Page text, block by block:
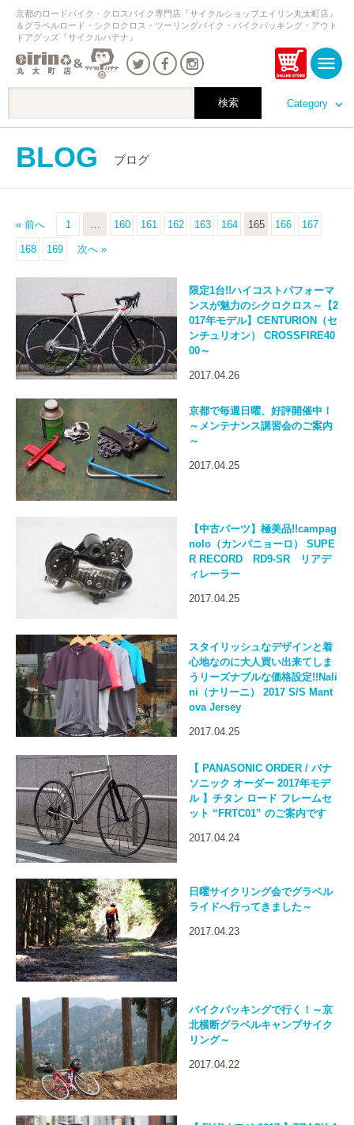
Category
京都のロードバイク・クロスバイク専門店『サイクルショップエイリン丸太町店』
＆グラベルロード・シクロクロス・ツーリングバイク・バイクパッキング・アウト
ドアグッズ『サイクルハテナ』
BLOG ブログ
« 前へ 1 … 160 161 162 163 164 165 166 167
168 169 次へ »
限定1台!!ハイコストパフォーマ
ンスが魅力のシクロクロス～【2
017年モデル】CENTURION（セ
ンチュリオン） CROSSFIRE40
00～
2017.04.26
京都で毎週日曜、好評開催中！
～メンテナンス講習会のご案内
～
2017.04.25
【中古パーツ】極美品!!campag
nolo（カンパニョーロ） SUPE
R RECORD RD9-SR リアデ
ィレーラー
2017.04.25
スタイリッシュなデザインと着
心地なのに大人買い出来てしま
うリーズナブルな価格設定!!Nali
ni（ナリーニ） 2017 S/S Mant
ova Jersey
2017.04.25
【 PANASONIC ORDER / パナ
ソニック オーダー 2017年モデ
ル 】チタン ロード フレームセ
ット “FRTC01” のご案内です
2017.04.24
日曜サイクリング会でグラベル
ライドへ行ってきました～
2017.04.23
バイクパッキングで行く！～京
北横断グラベルキャンプサイク
リング～
2017.04.22